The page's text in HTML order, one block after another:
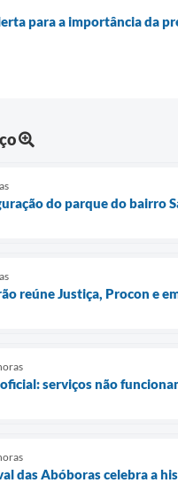
para a importância da
do parque do bairro
reúne Justiça, Procon e
serviços não
das Abóboras celebra a